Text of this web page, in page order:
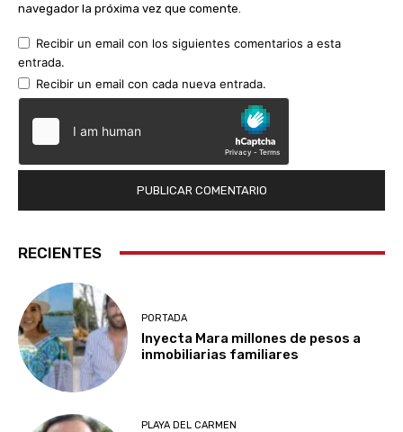
navegador la próxima vez que comente.
Recibir un email con los siguientes comentarios a esta
entrada.
Recibir un email con cada nueva entrada.
RECIENTES
PORTADA
Inyecta Mara millones de pesos a
inmobiliarias familiares
PLAYA DEL CARMEN